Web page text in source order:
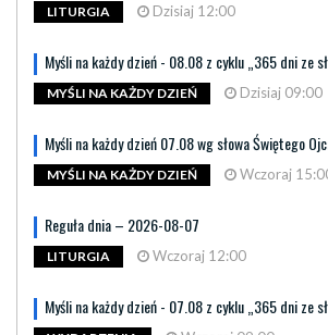
LITURGIA Dzisiaj 12:00
Myśli na każdy dzień - 08.08 z cyklu „365 dni ze
MYŚLI NA KAŻDY DZIEŃ Dzisiaj 09:00
Myśli na każdy dzień 07.08 wg słowa Świętego
MYŚLI NA KAŻDY DZIEŃ Wczoraj
Reguła dnia – 2026-08-07
LITURGIA Wczoraj 12:00
Myśli na każdy dzień - 07.08 z cyklu „365 dni ze